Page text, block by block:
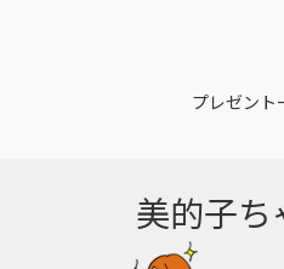
プレゼント
美的子ち